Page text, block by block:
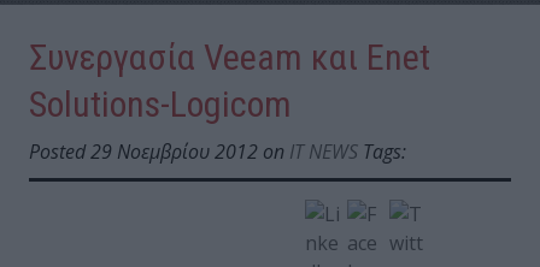
Συνεργασία Veeam και Εnet
Solutions-Logicom
Posted 29 Νοεμβρίου 2012 on IT NEWS Tags: